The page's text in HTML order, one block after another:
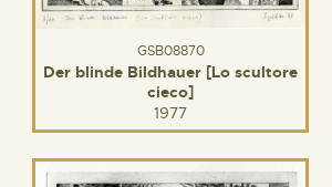
GSB08870
Der blinde Bildhauer [Lo scultore
cieco]
1977